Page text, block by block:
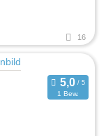
16
1 Bew.